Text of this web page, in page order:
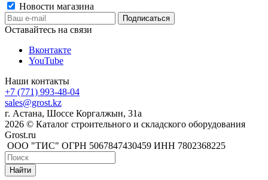
Новости магазина
Оставайтесь на связи
Вконтакте
YouTube
Наши контакты
+7 (771) 993-48-04
sales@grost.kz
г. Астана, Шоссе Коргалжын, 31а
2026 © Каталог строительного и складского оборудования
Grost.ru
ООО "ТИС" ОГРН 5067847430459 ИНН 7802368225
Найти